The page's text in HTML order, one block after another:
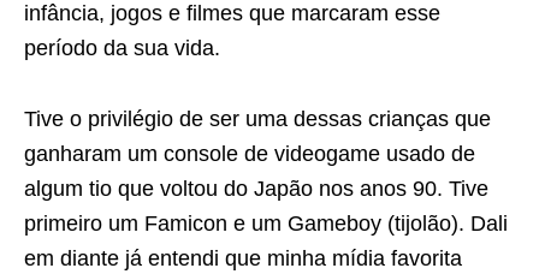
infância, jogos e filmes que marcaram esse
período da sua vida.
Tive o privilégio de ser uma dessas crianças que
ganharam um console de videogame usado de
algum tio que voltou do Japão nos anos 90. Tive
primeiro um Famicon e um Gameboy (tijolão). Dali
em diante já entendi que minha mídia favorita